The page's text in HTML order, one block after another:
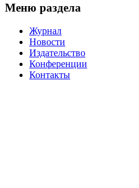
Меню раздела
Журнал
Новости
Издательство
Конференции
Контакты